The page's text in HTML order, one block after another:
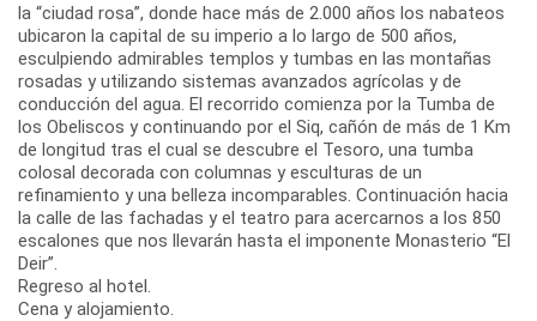
la “ciudad rosa”, donde hace más de 2.000 años los nabateos
ubicaron la capital de su imperio a lo largo de 500 años,
esculpiendo admirables templos y tumbas en las montañas
rosadas y utilizando sistemas avanzados agrícolas y de
conducción del agua. El recorrido comienza por la Tumba de
los Obeliscos y continuando por el Siq, cañón de más de 1 Km
de longitud tras el cual se descubre el Tesoro, una tumba
colosal decorada con columnas y esculturas de un
refinamiento y una belleza incomparables. Continuación hacia
la calle de las fachadas y el teatro para acercarnos a los 850
escalones que nos llevarán hasta el imponente Monasterio “El
Deir”.
Regreso al hotel.
Cena y alojamiento.